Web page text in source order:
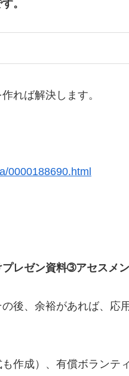
。
れば解決します。
0000188690.html
レゼン資料➂アセスメ
後、余裕があれば、応
作成）、有償ボランテ